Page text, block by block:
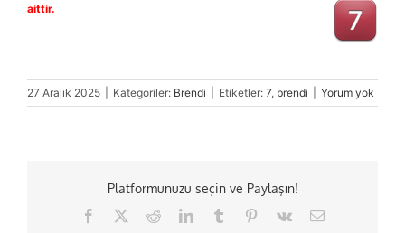
aittir.
27 Aralık 2025 Kategoriler: Brendi Etiketler: 7 brendi Yorum yok
Platformunuzu seçin ve Paylaşın!
Facebook RedditLinkedInTumblr Pinterest
Vk
E-